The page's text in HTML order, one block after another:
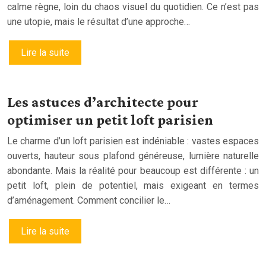
calme règne, loin du chaos visuel du quotidien. Ce n’est pas
une utopie, mais le résultat d’une approche…
Lire la suite
Les astuces d’architecte pour
optimiser un petit loft parisien
Le charme d’un loft parisien est indéniable : vastes espaces
ouverts, hauteur sous plafond généreuse, lumière naturelle
abondante. Mais la réalité pour beaucoup est différente : un
petit loft, plein de potentiel, mais exigeant en termes
d’aménagement. Comment concilier le…
Lire la suite